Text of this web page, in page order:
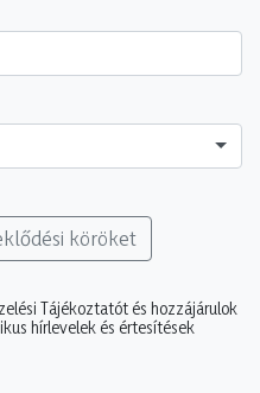
köröket
Tájékoztatót és hozzájárulok
hírlevelek és értesítések